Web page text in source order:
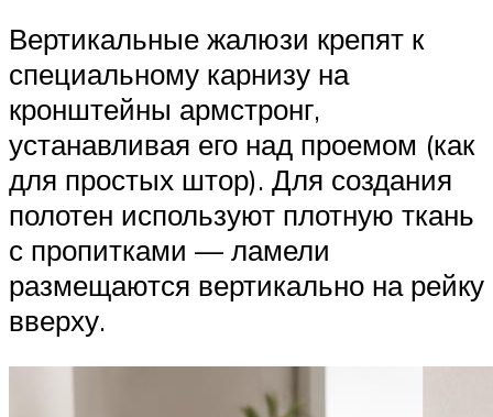
Вертикальные жалюзи крепят к
специальному карнизу на
кронштейны армстронг,
устанавливая его над проемом (как
для простых штор). Для создания
полотен используют плотную ткань
с пропитками — ламели
размещаются вертикально на рейку
вверху.